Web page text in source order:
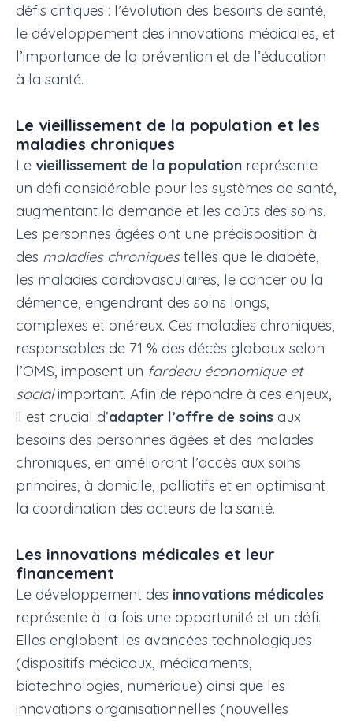
défis critiques : l’évolution des besoins de santé,
le développement des innovations médicales, et
l’importance de la prévention et de l’éducation
à la santé.
Le vieillissement de la population et les
maladies chroniques
Le vieillissement de la population représente
un défi considérable pour les systèmes de santé,
augmentant la demande et les coûts des soins.
Les personnes âgées ont une prédisposition à
des maladies chroniquestelles que le diabète,
les maladies cardiovasculaires, le cancer ou la
démence, engendrant des soins longs,
complexes et onéreux. Ces maladies chroniques,
responsables de 71 % des décès globaux selon
l’OMS, imposent un fardeau économique et
socialimportant. Afin de répondre à ces enjeux,
il est crucial d’adapter l’offre de soins aux
besoins des personnes âgées et des malades
chroniques, en améliorant l’accès aux soins
primaires, à domicile, palliatifs et en optimisant
la coordination des acteurs de la santé.
Les innovations médicales et leur
financement
Le développement des innovations médicales
représente à la fois une opportunité et un défi.
Elles englobent les avancées technologiques
(dispositifs médicaux, médicaments,
biotechnologies, numérique) ainsi que les
innovations organisationnelles (nouvelles